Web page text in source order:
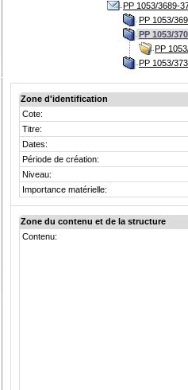
PP 1053/3689-
PP 1053/
PP 1053/
PP
PP 1053/
Zone d'identification
Cote:
Titre:
Dates:
Période de création:
Niveau:
Importance matérielle:
Zone du contenu et de la structure
Contenu: